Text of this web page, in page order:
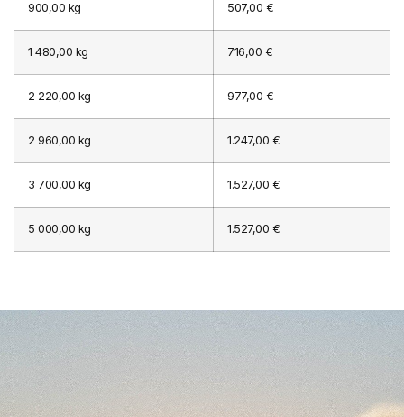
900,00 kg 507,00 €
1 480,00 kg 716,00 €
2 220,00 kg 977,00 €
2 960,00 kg 1.247,00 €
3 700,00 kg 1.527,00 €
5 000,00 kg 1.527,00 €